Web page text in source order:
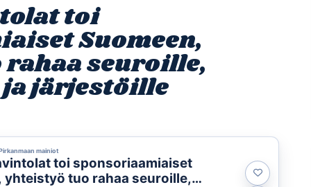
toi
Suomeen,
seuroille,
järjestöille
mainiot
toi sponsoriaamiaiset
yhteistyö tuo rahaa seuroille,